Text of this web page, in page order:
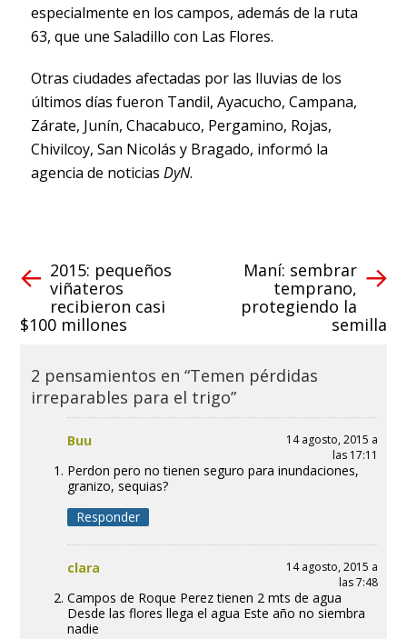
especialmente en los campos, además de la ruta
63, que une Saladillo con Las Flores.
Otras ciudades afectadas por las lluvias de los
últimos días fueron Tandil, Ayacucho, Campana,
Zárate, Junín, Chacabuco, Pergamino, Rojas,
Chivilcoy, San Nicolás y Bragado, informó la
agencia de noticias DyN.
2015: pequeños
viñateros
recibieron casi
$100 millones
Maní: sembrar
temprano,
protegiendo la
semilla
2 pensamientos en “Temen pérdidas
irreparables para el trigo”
Buu
14 agosto, 2015 a
las 17:11
Perdon pero no tienen seguro para inundaciones,
granizo, sequias?
Responder
clara
14 agosto, 2015 a
las 7:48
Campos de Roque Perez tienen 2 mts de agua
Desde las flores llega el agua Este año no siembra
nadie